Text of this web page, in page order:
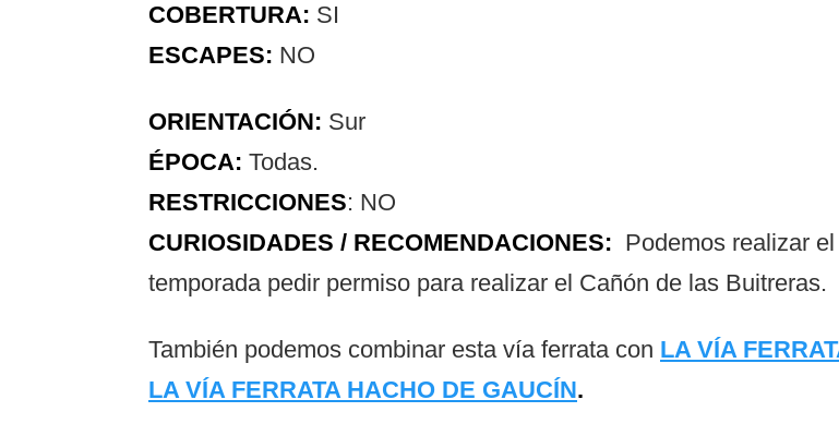
COBERTURA: SI
ESCAPES: NO
ORIENTACIÓN: Sur
ÉPOCA: Todas.
RESTRICCIONES: NO
CURIOSIDADES / RECOMENDACIONES: Podemos realizar
temporada pedir permiso para realizar el Cañón de las Buitreras.
También podemos combinar esta vía ferrata con LA VÍA
LA VÍA FERRATA HACHO DE GAUCÍN.